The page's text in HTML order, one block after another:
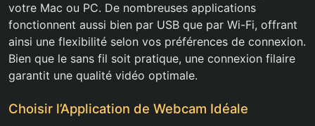
votre Mac ou PC. De nombreuses applications
fonctionnent aussi bien par USB que par Wi-Fi, offrant
ainsi une flexibilité selon vos préférences de connexion.
Bien que le sans fil soit pratique, une connexion filaire
garantit une qualité vidéo optimale.
Choisir l’Application de Webcam Idéale